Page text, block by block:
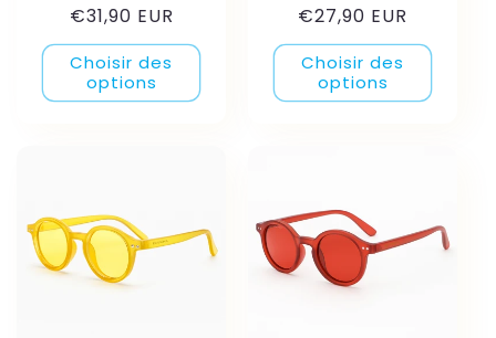
Prix
habituel
€31,90 EUR
Choisir des
options
Prix
habituel
€27,90 EUR
Choisir des
options